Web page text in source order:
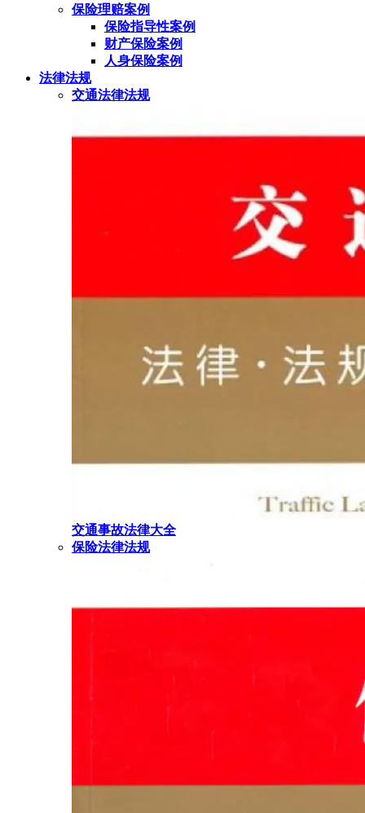
保险理赔案例
保险指导性案例
财产保险案例
人身保险案例
法律法规
交通法律法规
交通事故法律大全
保险法律法规